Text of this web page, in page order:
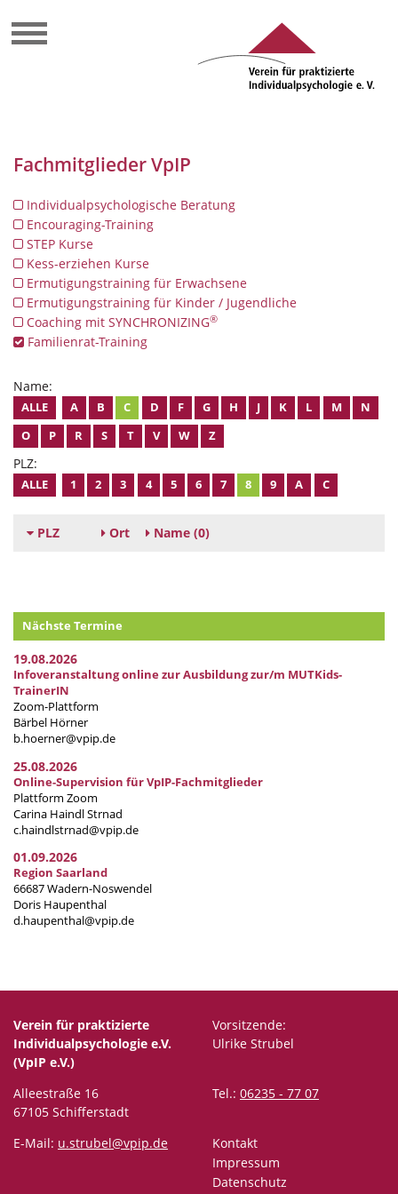
Fachmitglieder VpIP
Individualpsychologische Beratung
Encouraging-Training
STEP Kurse
Kess-erziehen Kurse
Ermutigungstraining für Erwachsene
Ermutigungstraining für Kinder / Jugendliche
Coaching mit SYNCHRONIZING®
Familienrat-Training
Name:
ALLE A B C D F G H J K L M
N
O
P R S T V W Z
PLZ:
ALLE 1 2 3 4 5 6 7 8 9 A C
PLZ Ort Name (0)
Nächste Termine
19.08.2026
Infoveranstaltung online zur Ausbildung zur/m MUTKids-
TrainerIN
Zoom-Plattform
Bärbel Hörner
b.hoerner@vpip.de
25.08.2026
Online-Supervision für VpIP-Fachmitglieder
Plattform Zoom
Carina Haindl Strnad
c.haindlstrnad@vpip.de
01.09.2026
Region Saarland
66687 Wadern-Noswendel
Doris Haupenthal
d.haupenthal@vpip.de
Verein für praktizierte
Individualpsychologie e.V.
(VpIP e.V.)
Vorsitzende:
Ulrike Strubel
Alleestraße 16
67105 Schifferstadt
Tel.: 06235 - 77 07
E-Mail: u.strubel@vpip.de
Kontakt
Impressum
Datenschutz